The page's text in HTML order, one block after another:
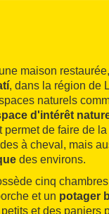
maison
, dans la région de
naturels
d'intérêt
permet de faire de
à cheval, mais
des environs.
cinq
et un potager
et des paniers